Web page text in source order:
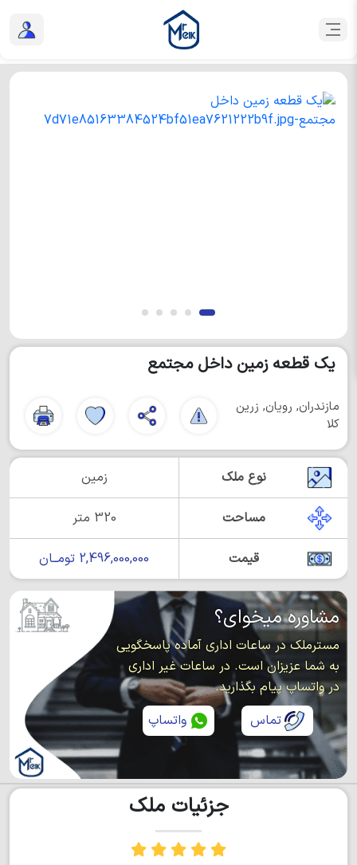
یک قطعه زمین داخل مجتمع
مازندران, رویان, زرین
کلا
نوع ملک زمین
مساحت 320 متر
قیمت 2,496,000,000 تومــان
مشاوره میخوای؟
مسترملک در ساعات اداری آماده پاسخگویی
به شما عزیزان است. در ساعات غیر اداری
در واتساپ پیام بگذارید.
تماس
واتساپ
جزئیات ملک